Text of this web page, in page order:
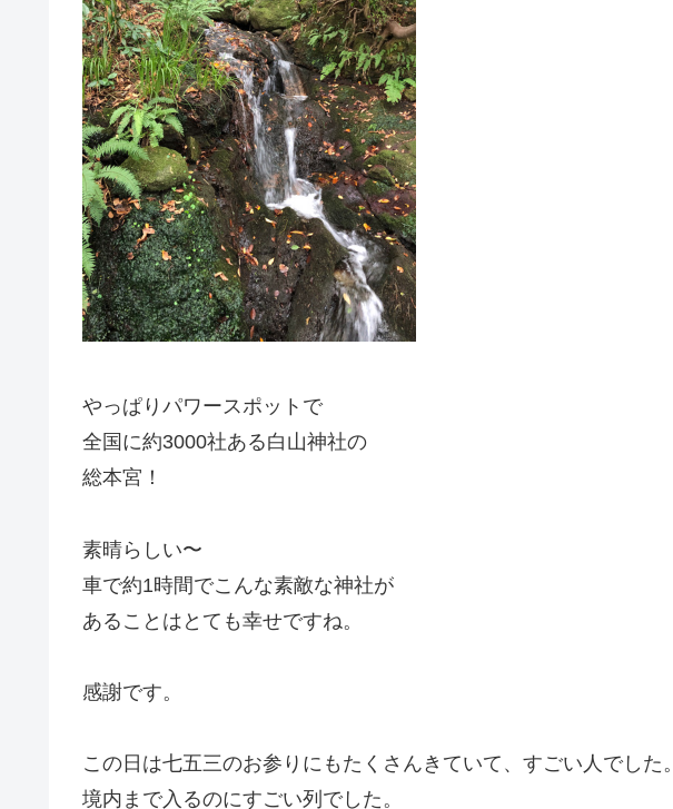
やっぱりパワースポットで
全国に約3000社ある白山神社の
総本宮！
素晴らしい〜
車で約1時間でこんな素敵な神社が
あることはとても幸せですね。
感謝です。
この日は七五三のお参りにもたくさんきていて、すごい人でした。
境内まで入るのにすごい列でした。